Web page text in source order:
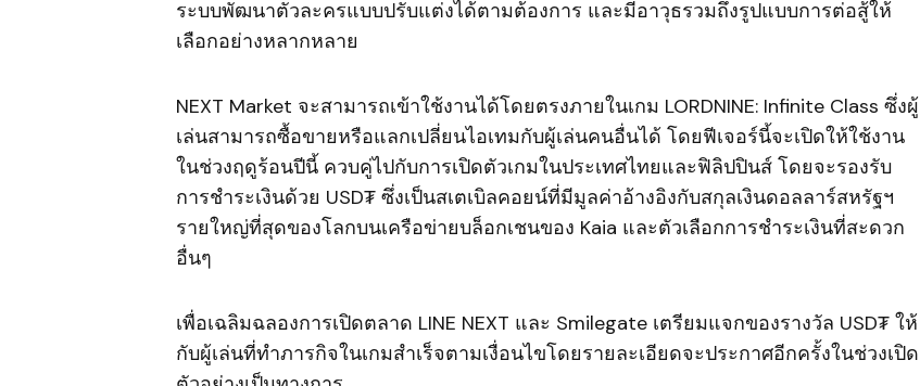
ระบบพัฒนาตัวละครแบบปรับแต่งได้ตามต้องการ และมีอาวุธรวมถึงรูปแบบการต่อสู้ให้
เลือกอย่างหลากหลาย
NEXT Market จะสามารถเข้าใช้งานได้โดยตรงภายในเกม LORDNINE: Infinite Class ซึ่งผู้
เล่นสามารถซื้อขายหรือแลกเปลี่ยนไอเทมกับผู้เล่นคนอื่นได้ โดยฟีเจอร์นี้จะเปิดให้ใช้งาน
ในช่วงฤดูร้อนปีนี้ ควบคู่ไปกับการเปิดตัวเกมในประเทศไทยและฟิลิปปินส์ โดยจะรองรับ
การชำระเงินด้วย USD₮ ซึ่งเป็นสเตเบิลคอยน์ที่มีมูลค่าอ้างอิงกับสกุลเงินดอลลาร์สหรัฐฯ
รายใหญ่ที่สุดของโลกบนเครือข่ายบล็อกเชนของ Kaia และตัวเลือกการชำระเงินที่สะดวก
อื่นๆ
เพื่อเฉลิมฉลองการเปิดตลาด LINE NEXT และ Smilegate เตรียมแจกของรางวัล USD₮ ให้
กับผู้เล่นที่ทำภารกิจในเกมสำเร็จตามเงื่อนไขโดยรายละเอียดจะประกาศอีกครั้งในช่วงเปิด